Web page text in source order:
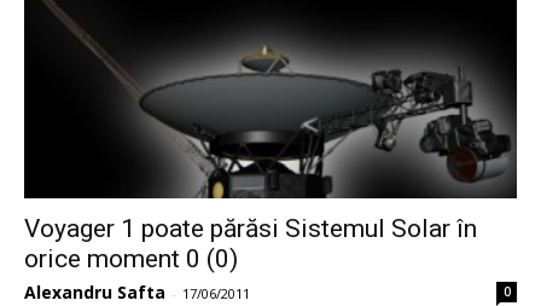
Voyager 1 poate părăsi Sistemul Solar în
orice moment 0 (0)
Alexandru Safta - 17/06/2011 0